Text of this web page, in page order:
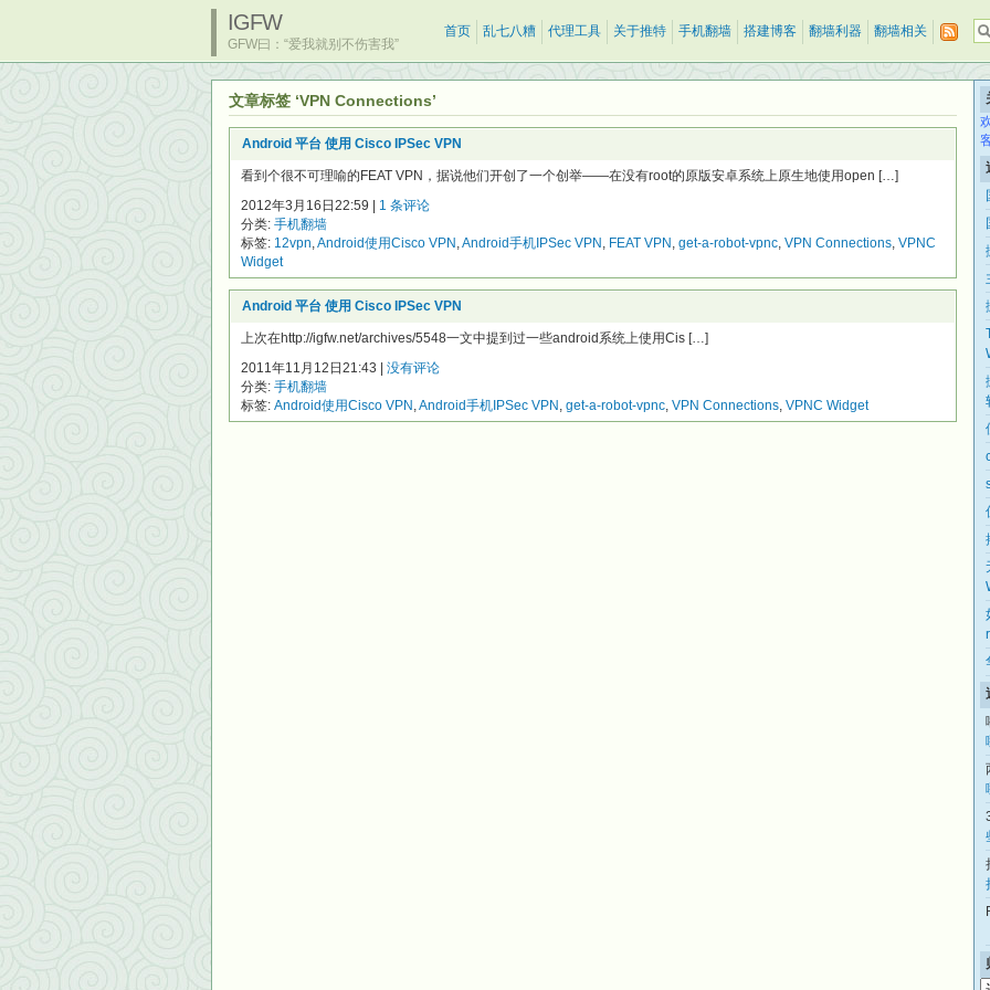
IGFW
GFW曰：“爱我就别不伤害我”
首页 乱七八糟 代理工具 关于推特 手机翻墙 搭建博客 翻墙利器 翻墙相关
文章标签 ‘VPN Connections’
Android 平台 使用 Cisco IPSec VPN
看到个很不可理喻的FEAT VPN，据说他们开创了一个创举——在没有root的原版安卓系统上原生地使用open […]
2012年3月16日22:59 | 1 条评论
分类: 手机翻墙
标签: 12vpn,Android使用Cisco VPN ,Android手机IPSec VPN , FEAT VPN , get-a-robot-vpnc, VPN Connections, VPNC
Widget
Android 平台 使用 Cisco IPSec VPN
上次在http://igfw.net/archives/5548一文中提到过一些android系统上使用Cis […]
2011年11月12日21:43 | 没有评论
分类: 手机翻墙
标签: Android使用Cisco VPN ,Android手机IPSec VPN , get-a-robot-vpnc, VPN Connections, VPNC Widget